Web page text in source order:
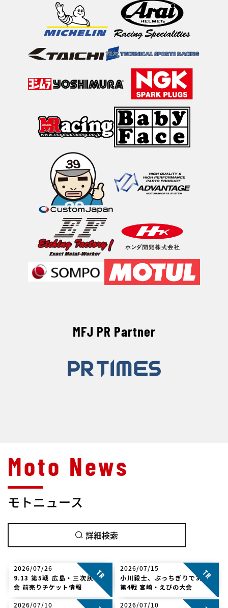
MFJ PR Partner
モトニュース
詳細検索
9.13 第5戦 広島・三次灰塚大
会 前売りチケット情報
2026/07/26 TRJ
TR
小川毅士、ぶっちぎりで3勝目
第4戦 宮崎・えびの大会
2026/07/15 TRJ
TR
2026/07/10 TRJ 2026/07/10 TRJ